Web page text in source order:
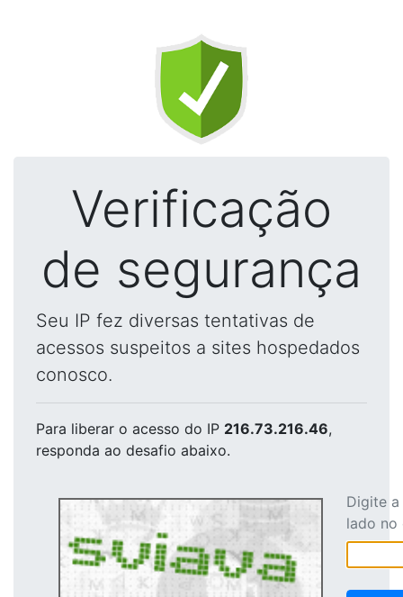
Verificação
de segurança
Seu IP fez diversas tentativas de
acessos suspeitos a sites hospedados
conosco.
Para liberar o acesso do IP 216.73.216.46,
responda ao desafio abaixo.
Digite
lado no